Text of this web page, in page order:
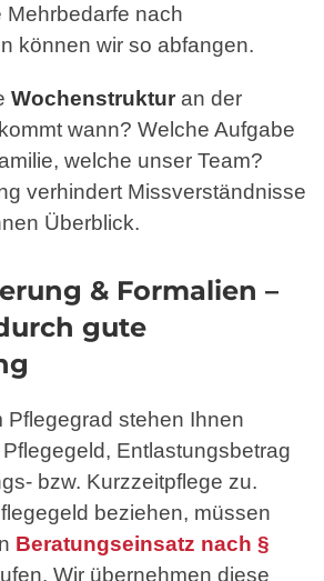
Mehrbedarfe nach
können wir so abfangen.
Wochenstruktur an der
wann? Welche Aufgabe
welche unser Team?
verhindert Missverständnisse
Überblick.
& Formalien –
gute
Pflegegrad stehen Ihnen
Entlastungsbetrag
bzw. Kurzzeitpflege zu.
beziehen, müssen
Beratungseinsatz nach §
Wir übernehmen diese